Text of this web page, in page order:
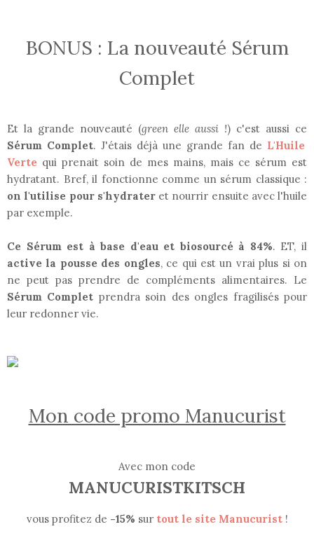
BONUS : La nouveauté Sérum
Complet
Et la grande nouveauté (green elle aussi !) c'est aussi ce
Sérum Complet. J'étais déjà une grande fan de L'Huile
Verte qui prenait soin de mes mains, mais ce sérum est
hydratant. Bref, il fonctionne comme un sérum classique :
on l'utilise pour s'hydrateret nourrir ensuite avec l'huile
par exemple.
Ce Sérum est à base d'eau et biosourcé à 84%. ET, il
active la pousse des ongles, ce qui est un vrai plus si on
ne peut pas prendre de compléments alimentaires. Le
Sérum Complet prendra soin des ongles fragilisés pour
leur redonner vie.
Mon code promo Manucurist
Avec mon code
MANUCURISTKITSCH
vous profitez de -15% sur tout le site Manucurist!